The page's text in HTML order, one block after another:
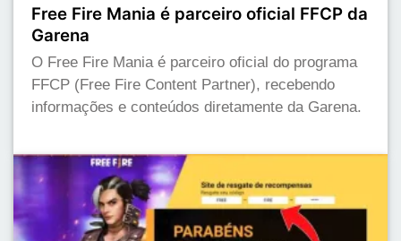
Free Fire Mania é parceiro oficial FFCP da
Garena
O Free Fire Mania é parceiro oficial do programa
FFCP (Free Fire Content Partner), recebendo
informações e conteúdos diretamente da Garena.